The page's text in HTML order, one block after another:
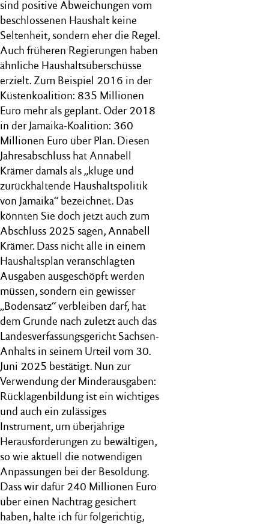
sind positive Abweichungen vom
beschlossenen Haushalt keine
Seltenheit, sondern eher die Regel.
Auch früheren Regierungen haben
ähnliche Haushaltsüberschüsse
erzielt. Zum Beispiel 2016 in der
Küstenkoalition: 835 Millionen
Euro mehr als geplant. Oder 2018
in der Jamaika-Koalition: 360
Millionen Euro über Plan. Diesen
Jahresabschluss hat Annabell
Krämer damals als „kluge und
zurückhaltende Haushaltspolitik
von Jamaika“ bezeichnet. Das
könnten Sie doch jetzt auch zum
Abschluss 2025 sagen, Annabell
Krämer. Dass nicht alle in einem
Haushaltsplan veranschlagten
Ausgaben ausgeschöpft werden
müssen, sondern ein gewisser
„Bodensatz“ verbleiben darf, hat
dem Grunde nach zuletzt auch das
Landesverfassungsgericht Sachsen-
Anhalts in seinem Urteil vom 30.
Juni 2025 bestätigt. Nun zur
Verwendung der Minderausgaben:
Rücklagenbildung ist ein wichtiges
und auch ein zulässiges
Instrument, um überjährige
Herausforderungen zu bewältigen,
so wie aktuell die notwendigen
Anpassungen bei der Besoldung.
Dass wir dafür 240 Millionen Euro
über einen Nachtrag gesichert
haben, halte ich für folgerichtig,